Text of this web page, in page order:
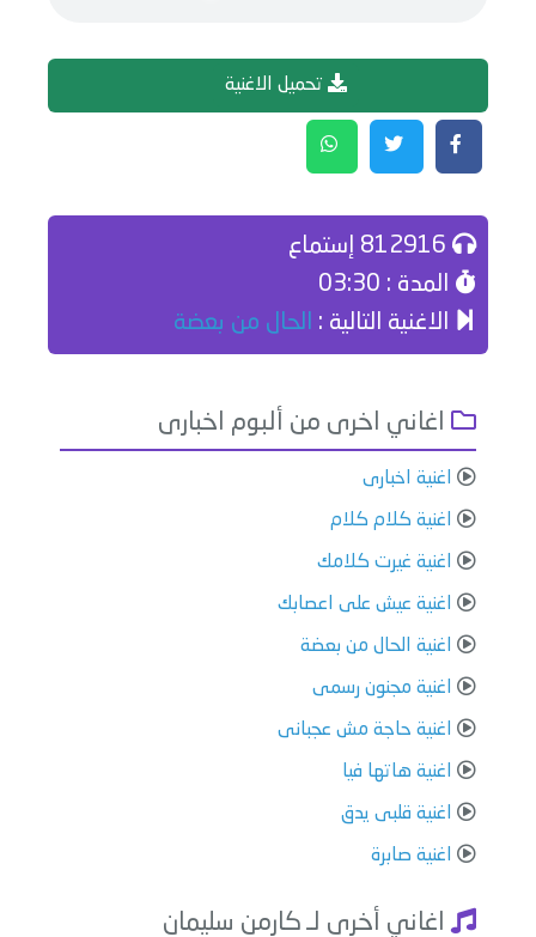
تحميل الاغنية
المدة : 03:30
الاغنية التالية :
الحال من بعضة
اغاني اخرى من ألبوم اخبارى
اغنية اخبارى
اغنية كلام كلام
اغنية غيرت كلامك
اغنية عيش على اعصابك
اغنية الحال من بعضة
اغنية مجنون رسمى
اغنية حاجة مش عجبانى
اغنية هاتها فيا
اغنية قلبى يدق
اغنية صابرة
اغاني أخرى لـ كارمن سليمان